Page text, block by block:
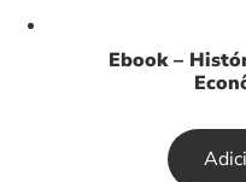
Ebook –